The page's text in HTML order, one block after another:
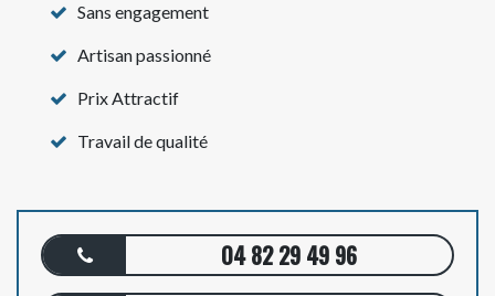
Sans engagement
Artisan passionné
Prix Attractif
Travail de qualité
04 82 29 49 96